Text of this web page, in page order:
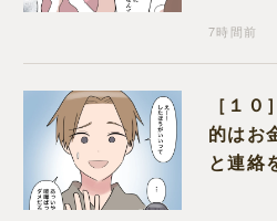
7時間前
［１
的はお
と連絡